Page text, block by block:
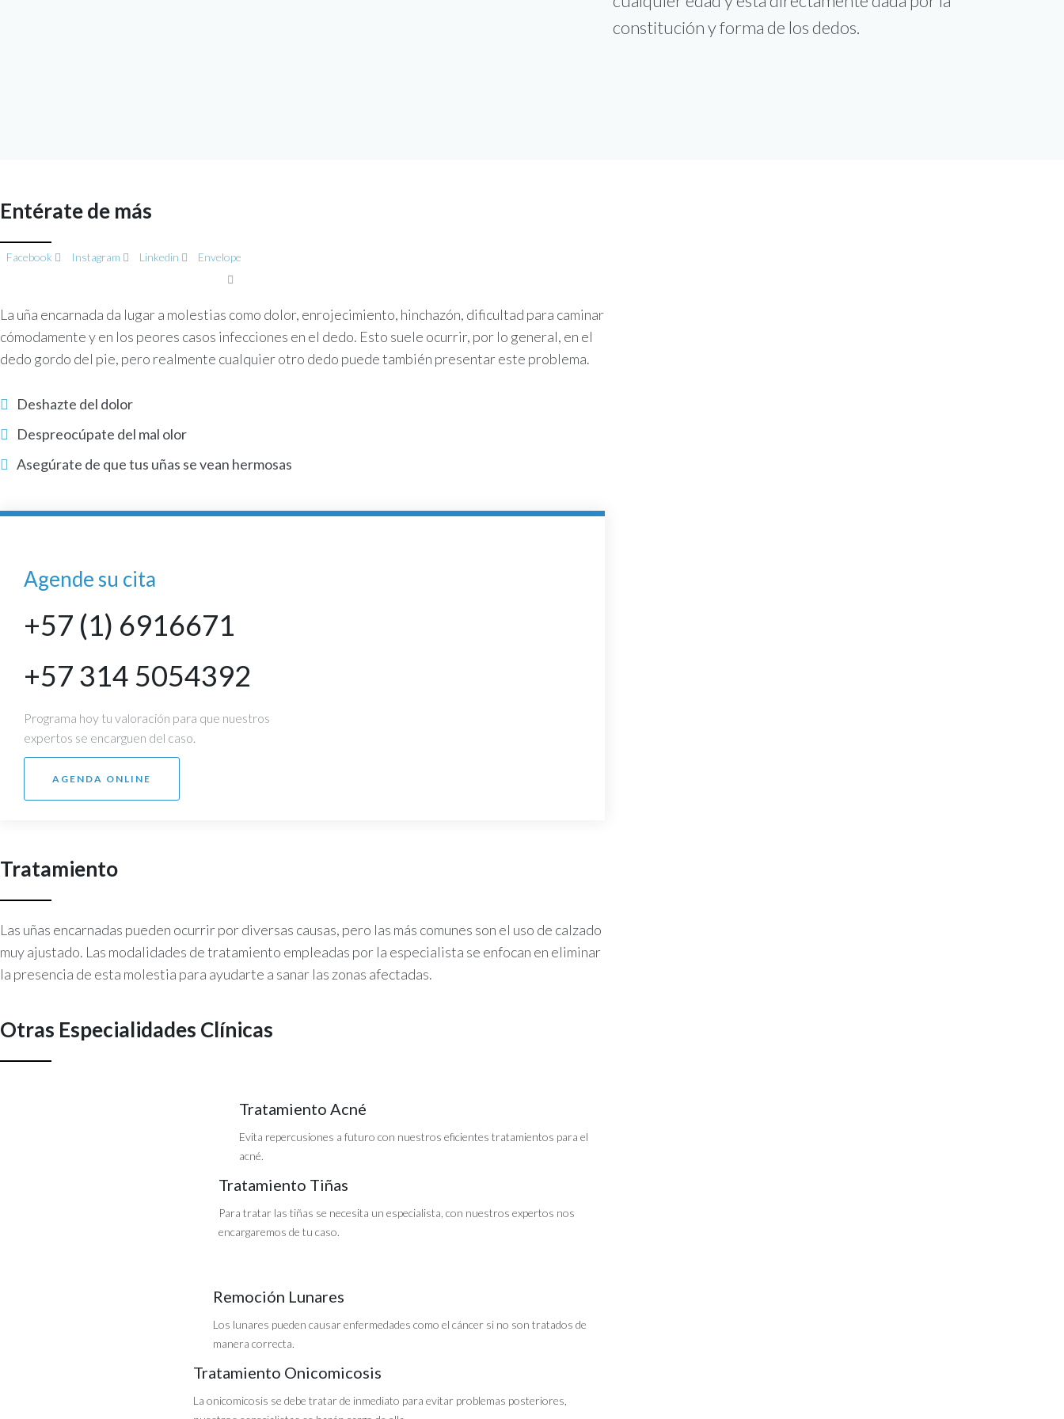
constitución y forma de los dedos.
Entérate de más
Facebook Instagram Linkedin Envelope
La uña encarnada da lugar a molestias como dolor, enrojecimiento, hinchazón, dificultad para caminar
cómodamente y en los peores casos infecciones en el dedo. Esto suele ocurrir, por lo general, en el
dedo gordo del pie, pero realmente cualquier otro dedo puede también presentar este problema.
Deshazte del dolor
Despreocúpate del mal olor
Asegúrate de que tus uñas se vean hermosas
Agende su cita
+57 (1) 6916671
+57 314 5054392
Programa hoy tu valoración para que nuestros
expertos se encarguen del caso.
AGENDA ONLINE
Tratamiento
Las uñas encarnadas pueden ocurrir por diversas causas, pero las más comunes son el uso de calzado
muy ajustado. Las modalidades de tratamiento empleadas por la especialista se enfocan en eliminar
la presencia de esta molestia para ayudarte a sanar las zonas afectadas.
Otras Especialidades Clínicas
Tratamiento Acné
Evita repercusiones a futuro con nuestros eficientes tratamientos para el
acné.
Tratamiento Tiñas
Para tratar las tiñas se necesita un especialista, con nuestros expertos nos
encargaremos de tu caso.
Remoción Lunares
Los lunares pueden causar enfermedades como el cáncer si no son tratados de
manera correcta.
Tratamiento Onicomicosis
La onicomicosis se debe tratar de inmediato para evitar problemas posteriores,